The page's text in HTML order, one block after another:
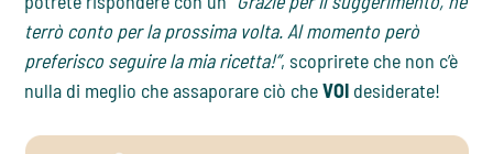
terrò conto per la prossima volta. Al momento però
preferisco seguire la mia ricetta!”, scoprirete che non c’è
nulla di meglio che assaporare ciò cheVOI desiderate!